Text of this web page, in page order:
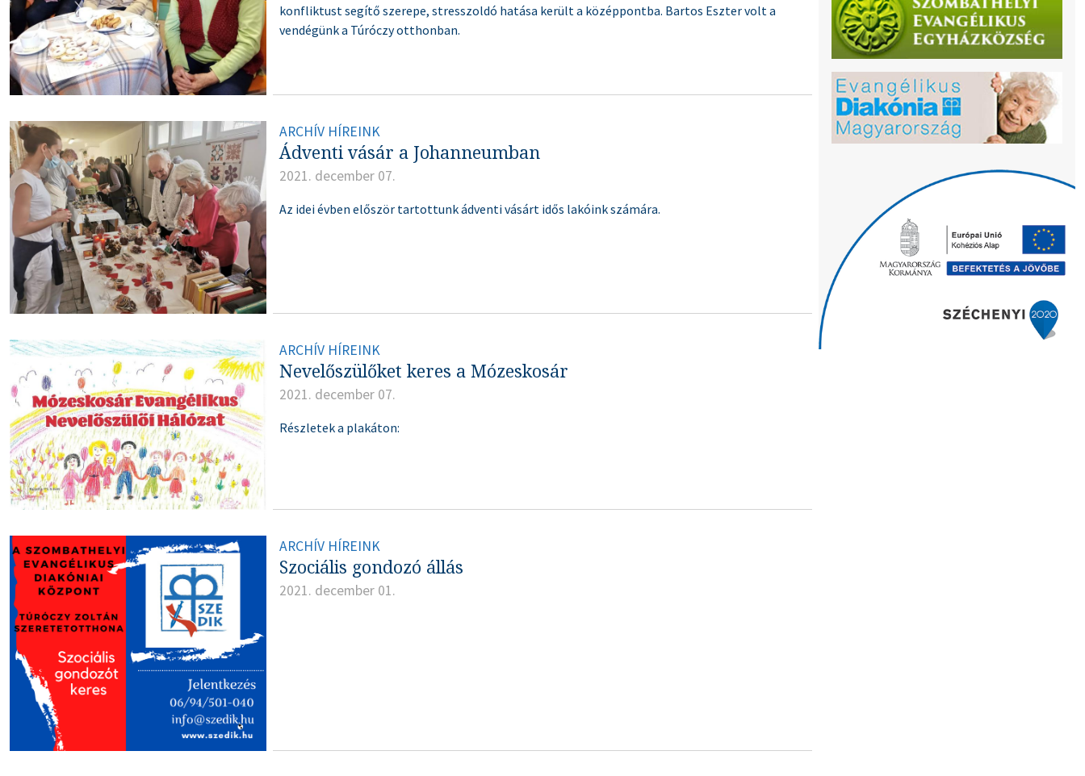
konfliktust segítő szerepe, stresszoldó hatása került a középpontba. Bartos Eszter volt a
vendégünk a Túróczy otthonban.
ARCHÍV HÍREINK
Ádventi vásár a Johanneumban
2021. december 07.
Az idei évben először tartottunk ádventi vásárt idős lakóink számára.
ARCHÍV HÍREINK
Nevelőszülőket keres a Mózeskosár
2021. december 07.
Részletek a plakáton:
ARCHÍV HÍREINK
Szociális gondozó állás
2021. december 01.